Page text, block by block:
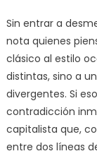
Sin entrar a
nota quienes
clásico al estilo
distintas, sino a
divergentes. Si
contradicción
capitalista que,
entre dos líneas